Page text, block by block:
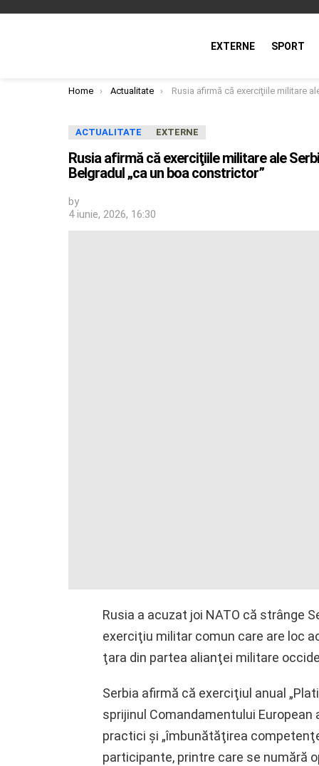
EXTERNE SPORT
You are here:
Home Actualitate Rusia afirmă că exerciţiile militare ale Serbiei demonstrează că NATO încearcă să sufoce Belgradul „ca un
ACTUALITATE EXTERNE
Rusia afirmă că exerciţiile militare ale
Belgradul „ca un boa constrictor”
by
4 iunie, 2026, 16:30
Rusia a acuzat joi NATO că strânge
exerciţiu militar comun care are loc
ţara din partea alianţei militare
Serbia afirmă că exerciţiul anual
sprijinul Comandamentului European
practici şi „îmbunătăţirea
participante, printre care se numără